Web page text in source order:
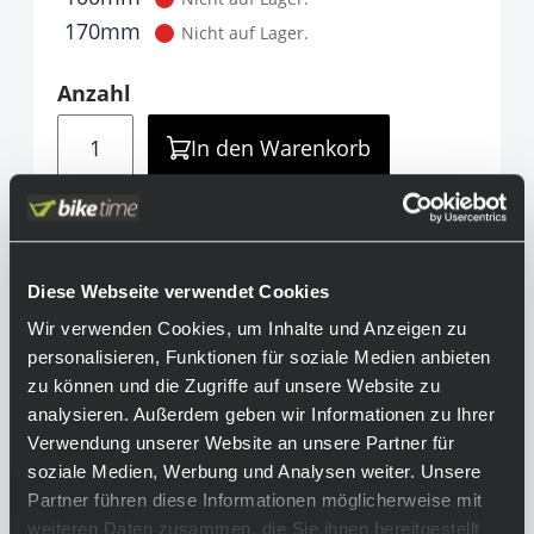
Diese Webseite verwendet Cookies
Wir verwenden Cookies, um Inhalte und Anzeigen zu
personalisieren, Funktionen für soziale Medien anbieten
zu können und die Zugriffe auf unsere Website zu
analysieren. Außerdem geben wir Informationen zu Ihrer
Verwendung unserer Website an unsere Partner für
soziale Medien, Werbung und Analysen weiter. Unsere
Partner führen diese Informationen möglicherweise mit
weiteren Daten zusammen, die Sie ihnen bereitgestellt
170mm Nicht auf Lager.
Anzahl
In den Warenkorb
Teilen
Informationen
Geschmeidige Funktion, lange Lebensdauer
und ausgefeiltes Design sorgen für ein
unvergleichliches Fahrerlebnis.
Equipment